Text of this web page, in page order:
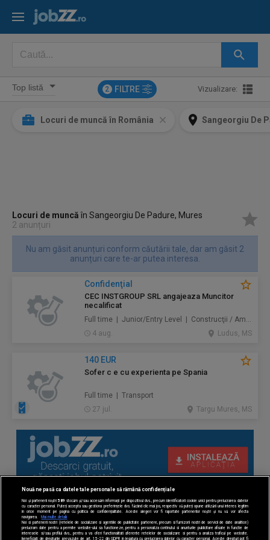
2 FILTRE Vizualizare:
Locuri de muncă în România Sangeorgiu De
Locuri de muncăîn Sangeorgiu De Padure, Mures
2 anunțuri
Nu am găsit anunțuri conform căutării tale, dar am găsit 2
anunțuri care te-ar putea interesa.
Confidenţial
CEC INSTGROUP SRL angajeaza Muncitor
necalificat
Full time | Junior/Entry Level | Construcţii / Amenajări
4 aug.
Ludus, MS
140 EUR
Sofer c e cu experienta pe Spania
Full time | Transport
27 jul.
Targu Mures, MS
Nouă ne pasă ca datele tale personale să rămână confidențiale
Noi și partenerii noștri 589 stocăm și/sau accesăm informații pe dispozitivul dvs., precum identificatorii cookie unici pentru prelucrarea datelor
cu caracter personal. Puteți accepta sau gestiona preferințele dvs. făcând clic mai jos, respectiv vă puteți opune utilizării unui interes legitim
în orice moment pe pagina cu politica de confidențialitate. Aceste alegeri vor fi raportate partenerilor noștri și nu vă vor afecta
navigarea.
Mai multe detalii
Noi si partenerii nostri (retelele de socializare si agentiile de publicitate partenere, precum si furnizorii nostri de servicii de date analitice)
prelucram date pentru a permite website-ului sa functioneze, pentru a personaliza continutul si anunturile publicitare afisate in functie de
interesele si/sau profilul dvs., pentru a va oferi functionalitati aferente retelelor de socializare si pentru a analiza traficul pe website.
Beneficiati de drepturile prevazute de art. 15-22 din GDPR in legatura cu prelucrarea datelor cu caracter personal. Aceste drepturi pot fi